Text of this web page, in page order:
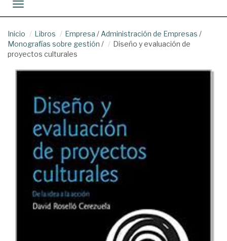
Toggle navigation
Inicio Libros Empresa / Administración de Empresas /
Monografías sobre gestión /
Diseño y evaluación de
proyectos culturales